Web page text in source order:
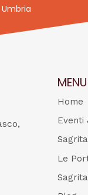
Umbria
MENU
Home
Eventi
Le